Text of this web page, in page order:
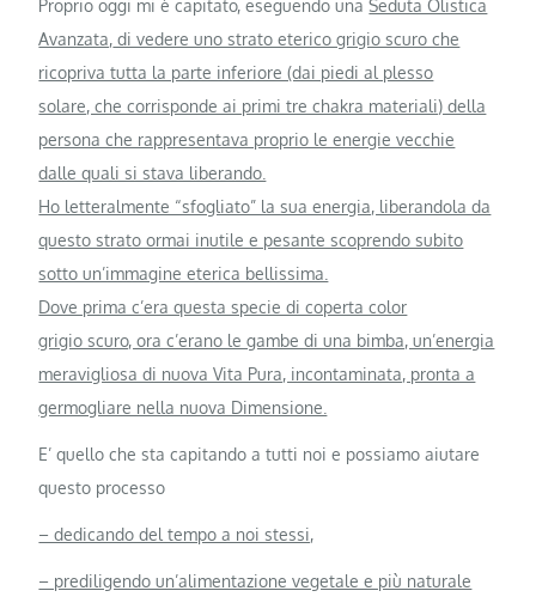
Proprio oggi mi è capitato, eseguendo unaSeduta Olistica
Avanzata, di vedere uno strato eterico grigio scuro che
ricopriva tutta la parte inferiore (dai piedi al plesso
solare, che corrisponde ai primi tre chakra materiali) della
persona che rappresentava proprio le energie vecchie
dalle quali si stava liberando.
Ho letteralmente “sfogliato” la sua energia, liberandola da
questo strato ormai inutile e pesante scoprendo subito
sotto un’immagine eterica bellissima.
Dove prima c’era questa specie di coperta color
grigio scuro, ora c’erano le gambe di una bimba, un’energia
meravigliosa di nuova Vita Pura, incontaminata, pronta a
germogliare nella nuova Dimensione.
E’ quello che sta capitando a tutti noi e possiamo aiutare
questo processo
– dedicando del tempo a noi stessi,
– prediligendo un’alimentazione vegetale e più naturale